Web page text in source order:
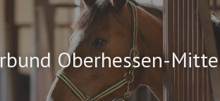
Oberhessen-Mitte